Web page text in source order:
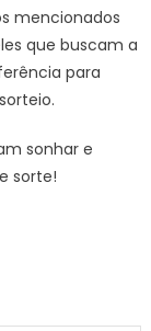
mencionados
que buscam a
para
sonhar e
sorte!